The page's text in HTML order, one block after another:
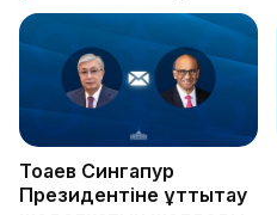
Тоқаев Сингапур
Президентіне құттықтау